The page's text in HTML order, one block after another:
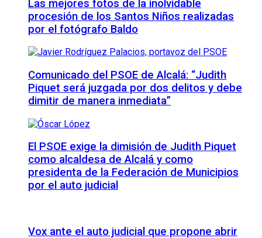
Las mejores fotos de la inolvidable
procesión de los Santos Niños realizadas
por el fotógrafo Baldo
Comunicado del PSOE de Alcalá: “Judith
Piquet será juzgada por dos delitos y debe
dimitir de manera inmediata”
El PSOE exige la dimisión de Judith Piquet
como alcaldesa de Alcalá y como
presidenta de la Federación de Municipios
por el auto judicial
Vox ante el auto judicial que propone abrir